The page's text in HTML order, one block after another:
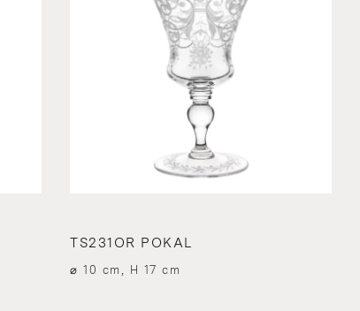
TS231OR POKAL
⌀ 10 cm, H 17 cm